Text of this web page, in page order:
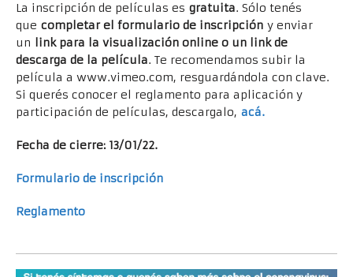
La inscripción de películas es gratuita. Sólo tenés
que completar el formulario de inscripción y enviar
un
link para la visualización online o un link de
descarga de la película. Te recomendamos subir la
película a www.vimeo.com, resguardándola con clave.
Si querés conocer el reglamento para aplicación y
participación de películas, descargalo, acá.
Fecha de cierre: 13/01/22.
Formulario de inscripción
Reglamento